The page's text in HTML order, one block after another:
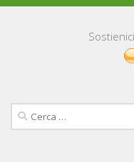
Ricerca
per: